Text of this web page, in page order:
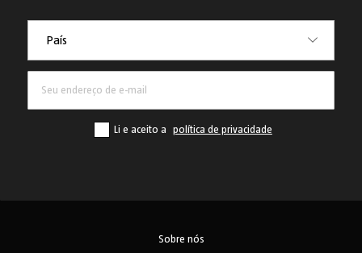
País
Li e aceito a política de privacidade
Sobre nós